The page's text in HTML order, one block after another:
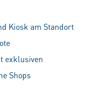
Kiosk am Standort
exklusiven
Shops